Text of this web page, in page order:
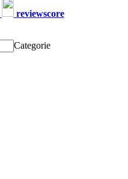
reviewscore
Categorie